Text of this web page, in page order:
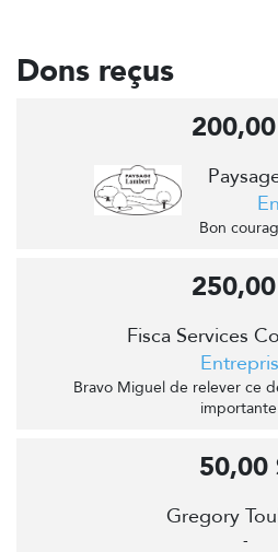
Dons reçus
Bon
Fisca Services
Bravo Miguel de relever ce
Gregory
-
50,00